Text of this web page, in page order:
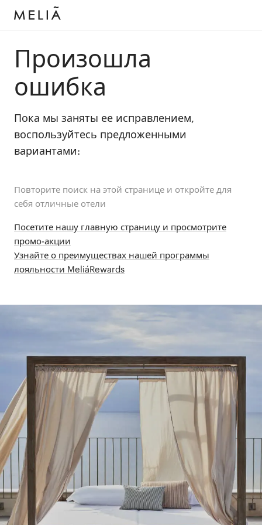
Произошла
ошибка
Пока мы заняты ее исправлением,
воспользуйтесь предложенными
вариантами:
Повторите поиск на этой странице и откройте для
себя отличные отели
Посетите нашу главную страницу и просмотрите
промо-акции
Узнайте о преимуществах нашей программы
лояльности MeliáRewards